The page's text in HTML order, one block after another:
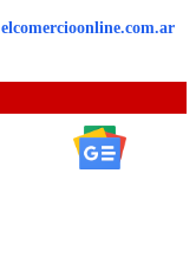
elcomercioonline.com.ar